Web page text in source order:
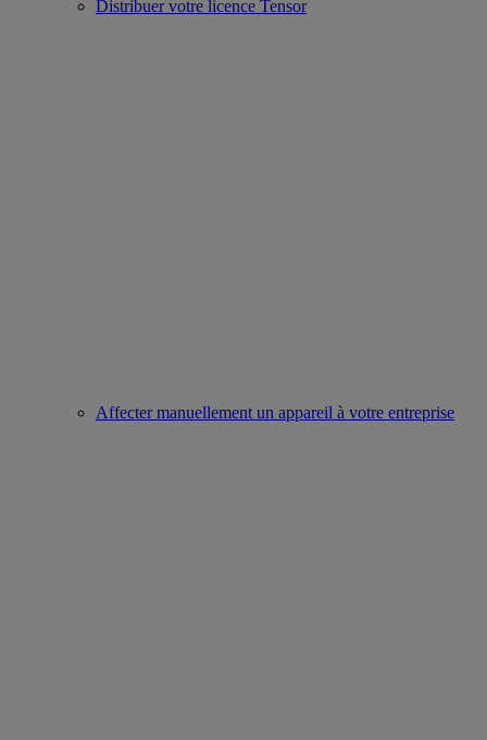
Distribuer votre licence Tensor
Affecter manuellement un appareil à votre entreprise